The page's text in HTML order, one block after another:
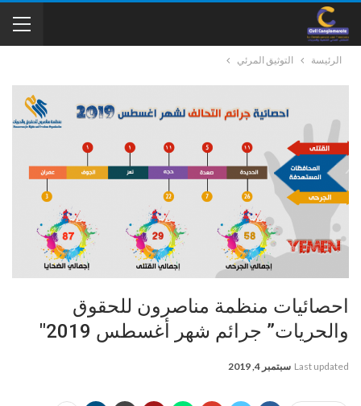
الرئيسة التوثيق المرئي
احصائيات منظمة مناصرون للحقوق
والحريات” جرائم شهر أغسطس 2019″
Last updated سبتمبر 4, 2019